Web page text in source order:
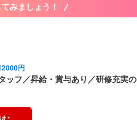
みましょう！
円
ッフ／昇給・賞与あり／研修充実の